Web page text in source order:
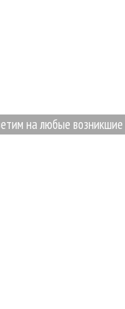
любые возникшие